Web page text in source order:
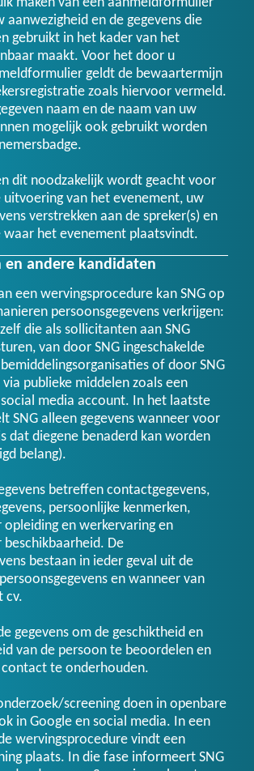
aanwezigheid en de gegevens die
gebruikt in het kader van het
maakt. Voor het door u
geldt de bewaartermijn
zoals hiervoor vermeld.
naam en de naam van uw
mogelijk ook gebruikt worden
dit noodzakelijk wordt geacht voor
uitvoering van het evenement, uw
verstrekken aan de spreker(s) en
waar het evenement plaatsvindt.
en andere kandidaten
een wervingsprocedure kan SNG op
persoonsgegevens verkrijgen:
die als sollicitanten aan SNG
van door SNG ingeschakelde
of door SNG
publieke middelen zoals een
media account. In het laatste
SNG alleen gegevens wanneer voor
dat diegene benaderd kan worden
belang).
betreffen contactgegevens,
persoonlijke kenmerken,
opleiding en werkervaring en
beschikbaarheid. De
bestaan in ieder geval uit de
en wanneer van
cv.
gegevens om de geschiktheid en
van de persoon te beoordelen en
te onderhouden.
screening doen in openbare
in Google en social media. In een
wervingsprocedure vindt een
plaats. In die fase informeert SNG